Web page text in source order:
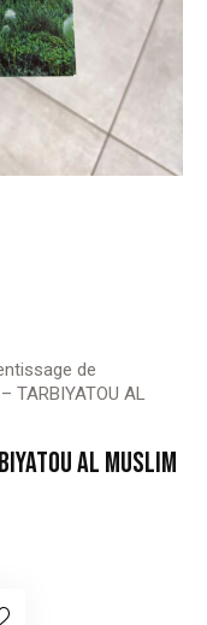
de
TARBIYATOU AL
AL MUSLIM